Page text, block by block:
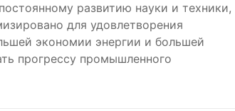
развитию науки и техники,
для удовлетворения
экономии энергии и большей
прогрессу промышленного